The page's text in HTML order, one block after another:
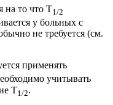
на то что T1/2
у больных с
не требуется (см.
применять
учитывать
T1/2.